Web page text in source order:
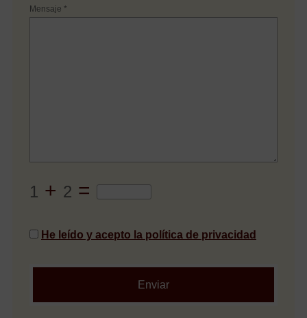
Mensaje *
1 + 2 =
He leído y acepto la política de privacidad
Enviar